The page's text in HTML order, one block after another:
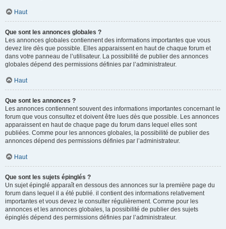
Haut
Que sont les annonces globales ?
Les annonces globales contiennent des informations importantes que vous
devez lire dès que possible. Elles apparaissent en haut de chaque forum et
dans votre panneau de l’utilisateur. La possibilité de publier des annonces
globales dépend des permissions définies par l’administrateur.
Haut
Que sont les annonces ?
Les annonces contiennent souvent des informations importantes concernant le
forum que vous consultez et doivent être lues dès que possible. Les annonces
apparaissent en haut de chaque page du forum dans lequel elles sont
publiées. Comme pour les annonces globales, la possibilité de publier des
annonces dépend des permissions définies par l’administrateur.
Haut
Que sont les sujets épinglés ?
Un sujet épinglé apparaît en dessous des annonces sur la première page du
forum dans lequel il a été publié. il contient des informations relativement
importantes et vous devez le consulter régulièrement. Comme pour les
annonces et les annonces globales, la possibilité de publier des sujets
épinglés dépend des permissions définies par l’administrateur.